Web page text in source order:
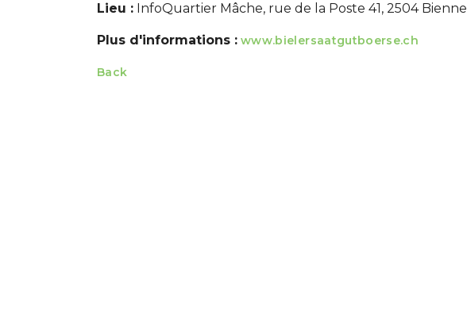
Lieu : InfoQuartier Mâche, rue de la Poste 41, 2504 Bienne
Plus d'informations : www.bielersaatgutboerse.ch
Back